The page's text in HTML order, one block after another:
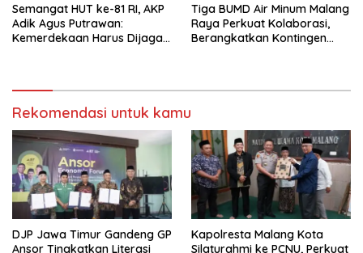
Semangat HUT ke-81 RI, AKP
Adik Agus Putrawan:
Kemerdekaan Harus Dijaga
Tiga BUMD Air Minum Malang
Raya Perkuat Kolaborasi,
Berangkatkan Kontingen
Rekomendasi untuk kamu
DJP Jawa Timur Gandeng GP
Ansor Tingkatkan Literasi
Kapolresta Malang Kota
Silaturahmi ke PCNU, Perkuat